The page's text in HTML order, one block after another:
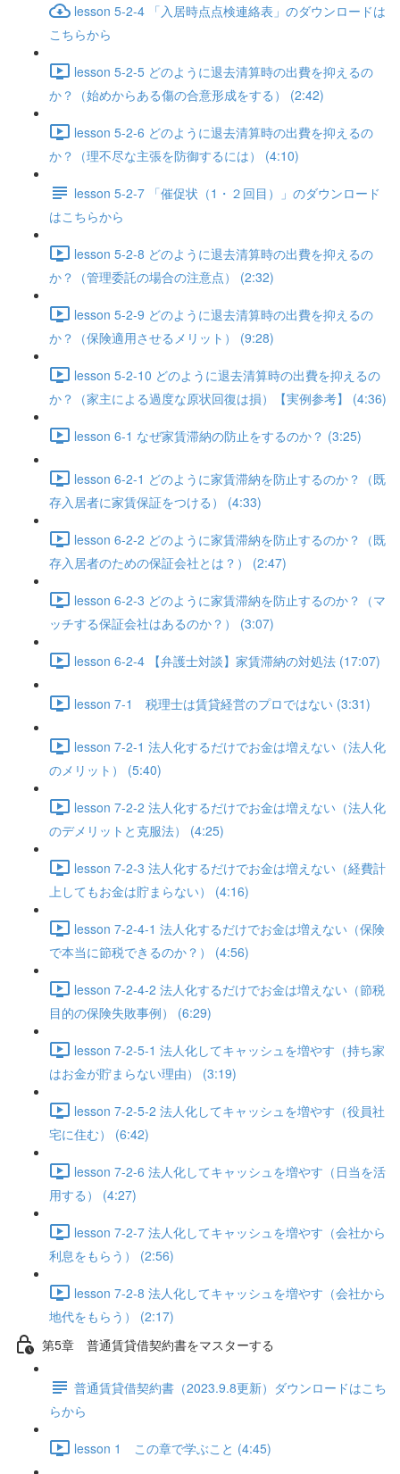
lesson 5-2-4 「入居時点点検連絡表」のダウンロードは
こちらから
lesson 5-2-5 どのように退去清算時の出費を抑えるの
か？（始めからある傷の合意形成をする） (2:42)
lesson 5-2-6 どのように退去清算時の出費を抑えるの
か？（理不尽な主張を防御するには） (4:10)
lesson 5-2-7 「催促状（1・２回目）」のダウンロード
はこちらから
lesson 5-2-8 どのように退去清算時の出費を抑えるの
か？（管理委託の場合の注意点） (2:32)
lesson 5-2-9 どのように退去清算時の出費を抑えるの
か？（保険適用させるメリット） (9:28)
lesson 5-2-10 どのように退去清算時の出費を抑えるの
か？（家主による過度な原状回復は損）【実例参考】 (4:36)
lesson 6-1 なぜ家賃滞納の防止をするのか？ (3:25)
lesson 6-2-1 どのように家賃滞納を防止するのか？（既
存入居者に家賃保証をつける） (4:33)
lesson 6-2-2 どのように家賃滞納を防止するのか？（既
存入居者のための保証会社とは？） (2:47)
lesson 6-2-3 どのように家賃滞納を防止するのか？（マ
ッチする保証会社はあるのか？） (3:07)
lesson 6-2-4 【弁護士対談】家賃滞納の対処法 (17:07)
lesson 7-1 税理士は賃貸経営のプロではない (3:31)
lesson 7-2-1 法人化するだけでお金は増えない（法人化
のメリット） (5:40)
lesson 7-2-2 法人化するだけでお金は増えない（法人化
のデメリットと克服法） (4:25)
lesson 7-2-3 法人化するだけでお金は増えない（経費計
上してもお金は貯まらない） (4:16)
lesson 7-2-4-1 法人化するだけでお金は増えない（保険
で本当に節税できるのか？） (4:56)
lesson 7-2-4-2 法人化するだけでお金は増えない（節税
目的の保険失敗事例） (6:29)
lesson 7-2-5-1 法人化してキャッシュを増やす（持ち家
はお金が貯まらない理由） (3:19)
lesson 7-2-5-2 法人化してキャッシュを増やす（役員社
宅に住む） (6:42)
lesson 7-2-6 法人化してキャッシュを増やす（日当を活
用する） (4:27)
lesson 7-2-7 法人化してキャッシュを増やす（会社から
利息をもらう） (2:56)
lesson 7-2-8 法人化してキャッシュを増やす（会社から
地代をもらう） (2:17)
第5章 普通賃貸借契約書をマスターする
普通賃貸借契約書（2023.9.8更新）ダウンロードはこち
らから
lesson 1 この章で学ぶこと (4:45)